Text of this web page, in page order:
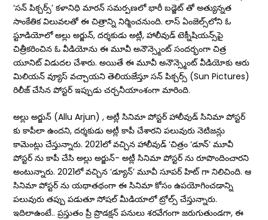
‘సన్‌ పిక్చర్స్‌’ కళానిధి మారన్ సమర్పణలో భారీ బడ్జెట్ తో అత్యున్నత
సాంకేతిక విలువలతో ఈ చిత్రాన్ని నిర్మించనుంది. లాస్‌ ఏంజెల్స్‌లోని ఓ
స్టూడియోలో అల్లు అర్జున్‌, దర్శకుడు అట్లీ, హాలీవుడ్‌ టెక్నీషియన్స్‌పై
చిత్రీకరించిన ఓ వీడియోను ఈ మూవీ అనౌన్స్మెంట్ సందర్భంగా చిత్ర
యూనిట్ విడుదల చేశారు. అయితే ఈ మూవీ అనౌన్స్మెంట్ వీడియోకు ఆరు
మిలియన్ వ్యూస్ వచ్చాయని తెలియజేస్తూ సన్ పిక్చర్స్ (Sun Pictures)
రిలీజ్ చేసిన పోస్టర్ ఇప్పుడు చర్చనీయాంశంగా మారింది.
అల్లు అర్జున్ (Allu Arjun) , అట్లీ సినిమా పోస్టర్ హాలీవుడ్ సినిమా పోస్టర్
కు కాపీలా ఉందని, దర్శకుడు అట్లీ కాపీ చేశారని పలువురు నెటిజన్లు
కామెంట్లు చేస్తున్నారు. 2021లో వచ్చిన హాలీవుడ్ ‘చిత్రం ‘డూన్’ మూవీ
పోస్టర్ ను కాపీ చేసి అల్లు అర్జున్- అట్లీ సినిమా పోస్టర్​ ను రూపొందించారని
అంటున్నారు. 2021లో వచ్చిన ‘డ్యూన్’ మూవీ సూపర్ హిట్ గా నిలిచింది. ఆ
సినిమా పోస్టర్ ను యథాతథంగా ఈ సినిమా కోసం ఉపయోగించడాన్ని
పలువురు తప్పు పడుతూ సోషల్ మీడియాలో ట్రోల్స్ చేస్తున్నారు.
ఇదిలాఉంటే.. ప్రస్తుతం ప్రీ ప్రొడక్షన్‌ పనులు శ‌ర‌వేగంగా జ‌రుగుతుండ‌గా, ఈ